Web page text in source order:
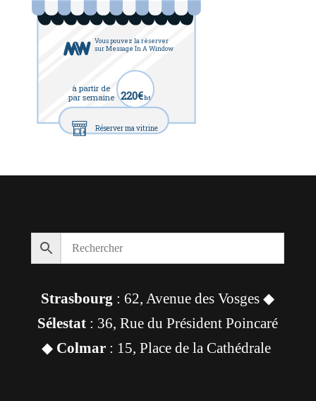
Vous pouvez la réserver
sur Message In A Window
à partir de
par semaine 220€ht
Réserver ma vitrine
Strasbourg : 62, Avenue des Vosges ◆
Sélestat : 36, Rue du Président Poincaré
◆ Colmar: 15, Place de la Cathédrale